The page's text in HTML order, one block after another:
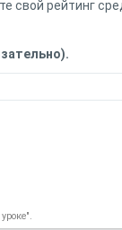
свой рейтинг